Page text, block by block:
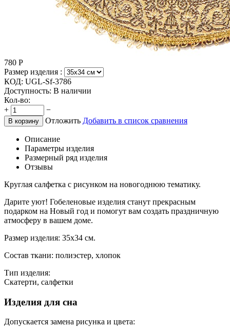
780 Р
Размер изделия :
КОД: UGL-Sf-3786
Доступность: В наличии
Кол-во:
+
−
В корзину Отложить Добавить в список сравнения
Описание
Параметры изделия
Размерный ряд изделия
Отзывы
Круглая салфетка с рисунком на новогоднюю тематику.
Дарите уют! Гобеленовые изделия станут прекрасным
подарком на Новый год и помогут вам создать праздничную
атмосферу в вашем доме.
Размер изделия: 35х34 см.
Состав ткани: полиэстер, хлопок
Тип изделия:
Скатерти, салфетки
Изделия для сна
Допускается замена рисунка и цвета: